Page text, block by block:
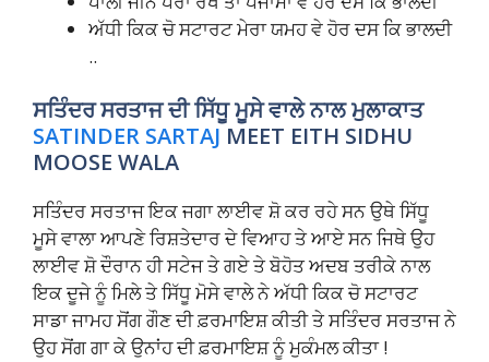
ਅੱਧੀ ਕਿਕ ਚੋ ਸਟਾਰਟ ਮੇਰਾ ਯਮਹ ਵੇ ਹੋਰ ਦਸ ਕਿ ਭਾਲਦੀ
..
ਸਤਿੰਦਰ ਸਰਤਾਜ ਦੀ ਸਿੱਧੂ ਮੂਸੇ ਵਾਲੇ ਨਾਲ ਮੁਲਾਕਾਤ
SATINDER SARTAJ MEET EITH SIDHU
MOOSE WALA
ਸਤਿੰਦਰ ਸਰਤਾਜ ਇਕ ਜਗਾ ਲਾਈਵ ਸ਼ੋ ਕਰ ਰਹੇ ਸਨ ਉਥੇ ਸਿੱਧੂ
ਮੂਸੇ ਵਾਲਾ ਆਪਣੇ ਰਿਸ਼ਤੇਦਾਰ ਦੇ ਵਿਆਹ ਤੇ ਆਏ ਸਨ ਜਿਥੇ ਉਹ
ਲਾਈਵ ਸ਼ੋ ਦੌਰਾਨ ਹੀ ਸਟੇਜ ਤੇ ਗਏ ਤੇ ਬੋਹੋਤ ਅਦਬ ਤਰੀਕੇ ਨਾਲ
ਇਕ ਦੂਜੇ ਨੂੰ ਮਿਲੇ ਤੇ ਸਿੱਧੂ ਮੋਸੇ ਵਾਲੇ ਨੇ ਅੱਧੀ ਕਿਕ ਚੋ ਸਟਾਰਟ
ਸਾਡਾ ਜਾਮਹ ਸੋਂਗ ਗੌਣ ਦੀ ਫ਼ਰਮਾਇਸ਼ ਕੀਤੀ ਤੇ ਸਤਿੰਦਰ ਸਰਤਾਜ ਨੇ
ਉਹ ਸੋਂਗ ਗਾ ਕੇ ਉਨਾਂਹ ਦੀ ਫ਼ਰਮਾਇਸ਼ ਨੂੰ ਮੁਕੰਮਲ ਕੀਤਾ !